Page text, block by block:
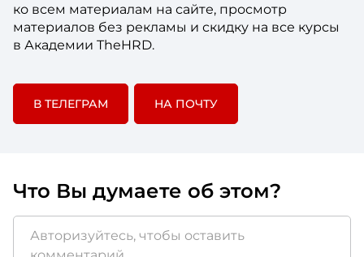
ко всем материалам на сайте, просмотр
материалов без рекламы и скидку на все курсы
в Академии TheHRD.
В ТЕЛЕГРАМ НА ПОЧТУ
Что Вы думаете об этом?